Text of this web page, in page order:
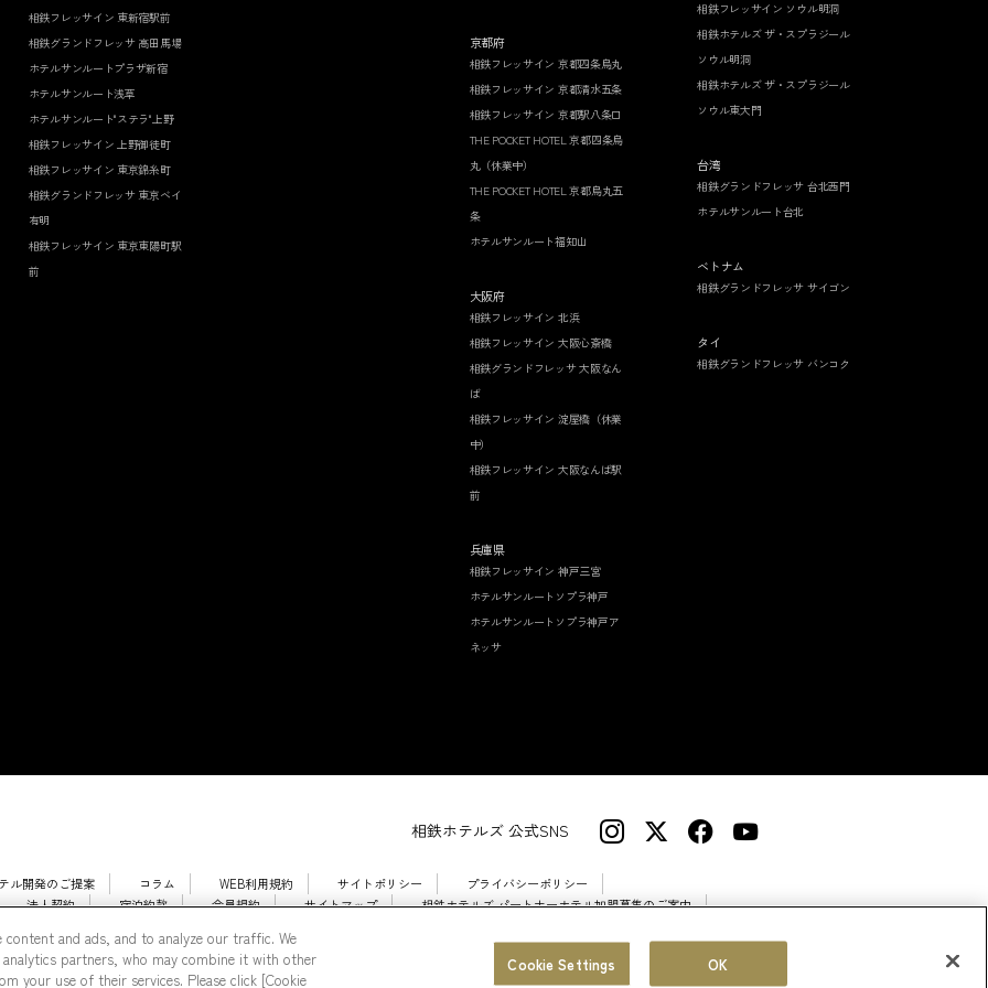
相鉄フレッサイン 東新宿駅前
相鉄グランドフレッサ 高田馬場
ホテルサンルートプラザ新宿
ホテルサンルート浅草
ホテルサンルート"ステラ"上野
相鉄フレッサイン 上野御徒町
相鉄フレッサイン 東京錦糸町
相鉄グランドフレッサ 東京ベイ
有明
相鉄フレッサイン 東京東陽町駅
前
京都府
相鉄フレッサイン 京都四条烏丸
相鉄フレッサイン 京都清水五条
相鉄フレッサイン 京都駅八条口
THE POCKET HOTEL 京都四条烏
丸（休業中）
THE POCKET HOTEL 京都烏丸五
条
ホテルサンルート福知山
大阪府
相鉄フレッサイン 北浜
相鉄フレッサイン 大阪心斎橋
相鉄グランドフレッサ 大阪なん
ば
相鉄フレッサイン 淀屋橋（休業
中）
相鉄フレッサイン 大阪なんば駅
前
兵庫県
相鉄フレッサイン 神戸三宮
ホテルサンルートソプラ神戸
ホテルサンルートソプラ神戸ア
ネッサ
相鉄フレッサイン ソウル明洞
相鉄ホテルズ ザ・スプラジール
ソウル明洞
相鉄ホテルズ ザ・スプラジール
ソウル東大門
台湾
相鉄グランドフレッサ 台北西門
ホテルサンルート台北
ベトナム
相鉄グランドフレッサ サイゴン
タイ
相鉄グランドフレッサ バンコク
相鉄ホテルズ 公式SNS
ル開発のご提案 コラム WEB利用規約 サイトポリシー
プライバシーポリシー
法人契約 宿泊約款 会員規約 サイトマップ
相鉄ホテルズ パートナーホテル加盟募集のご案内
and ads, and to analyze our traffic. We
partners, who may combine it with other
your use of their services. Please click [Cookie
Cookie Settings OK